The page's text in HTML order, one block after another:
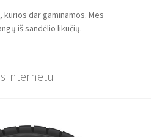
dar gaminamos. Mes
iš sandėlio likučių.
internetu